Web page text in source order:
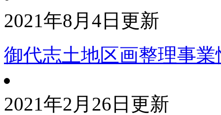
2021年8月4日更新
御代志土地区画整理事
2021年2月26日更新